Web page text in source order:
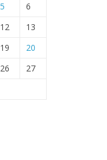
5
6
12
13
19
20
26
27